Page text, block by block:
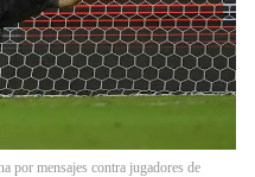
por mensajes contra jugadores de